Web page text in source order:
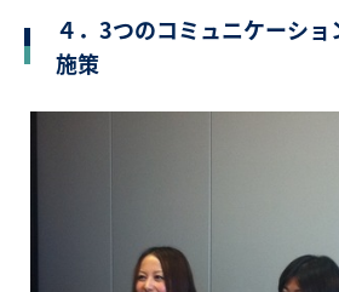
４．3つのコミュニケーシ
施策